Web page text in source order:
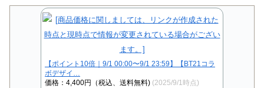
【ポイント10倍｜9/1 00:00〜9/1 23:59】【BT21コラ
ボデザイ…
価格：4,400円（税込、送料無料) (2025/9/1時点)